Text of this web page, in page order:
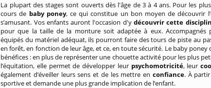
La plupart des stages sont ouverts dès l'âge de 3 à 4 ans. Pour les
cours de baby poney, ce qui constitue un bon moyen de découvrir
s’amusant. Vos enfants auront l'occasion d'ydécouvrir cette
pour que la taille de la monture soit adaptée à eux. Accompagnés
équipés du matériel adéquat, ils pourront faire des tours de piste au
en forêt, en fonction de leur âge, et ce, en toute sécurité. Le baby
bénéfices : en plus de représenter une chouette activité pour les plus
l’équitation, elle permet de développer leur psychomotricité, leur
également d’éveiller leurs sens et de les mettre en confiance. À
sportive et demande une plus grande implication de l’enfant.